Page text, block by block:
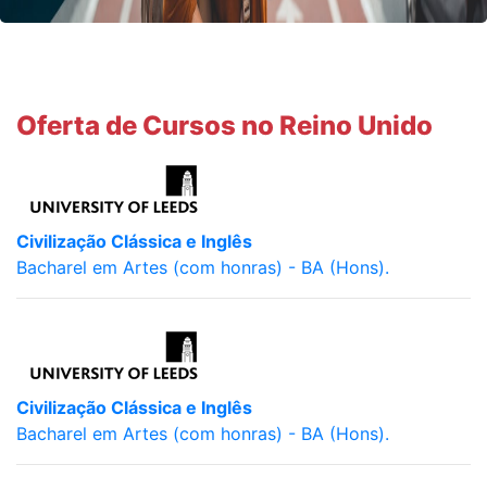
Oferta de Cursos no Reino Unido
Civilização Clássica e Inglês
Bacharel em Artes (com honras) - BA (Hons).
Civilização Clássica e Inglês
Bacharel em Artes (com honras) - BA (Hons).